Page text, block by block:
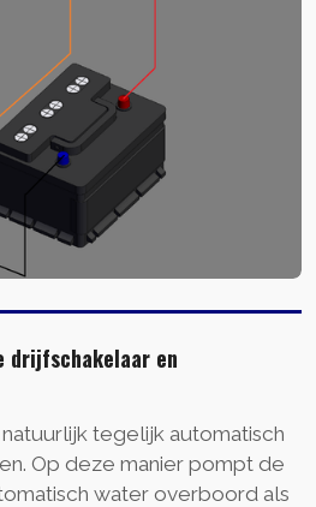
drijfschakelaar en
tegelijk automatisch
Op deze manier pompt de
water overboord als